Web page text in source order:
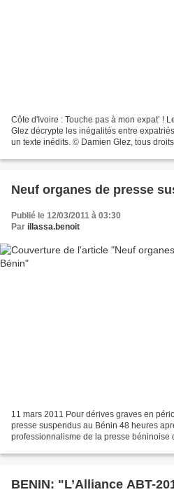
Côte d'Ivoire : Touche pas à mon expat’ !
Glez décrypte les inégalités entre
un texte inédits. © Damien Glez, tous
Neuf organes de presse
Publié le 12/03/2011 à 03:30
Par illassa.benoit
11 mars 2011 Pour dérives graves en
presse suspendus au Bénin 48 heures
professionnalisme de la presse béninoise
BENIN: "L’Alliance ABT-